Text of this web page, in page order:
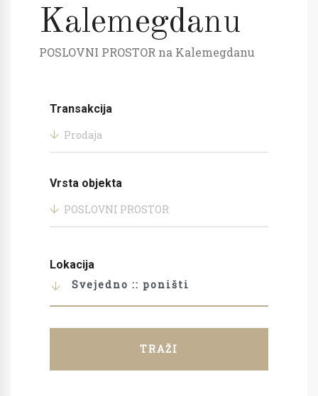
Kalemegdanu
POSLOVNI PROSTOR na Kalemegdanu
Transakcija
Prodaja
Vrsta objekta
POSLOVNI PROSTOR
Lokacija
Svejedno :: poništi
TRAŽI